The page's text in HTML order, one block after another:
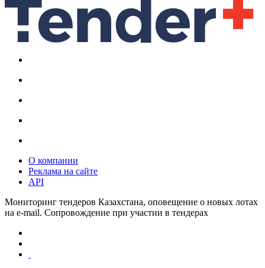
О компании
Реклама на сайте
API
Мониторинг тендеров Казахстана, оповещение о новых лотах
на e-mail. Сопровождение при участии в тендерах